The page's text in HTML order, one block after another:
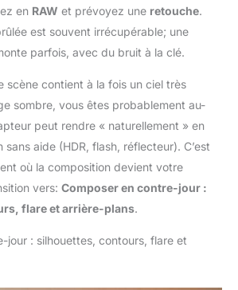
en RAW et prévoyez une retouche.
est souvent irrécupérable; une
parfois, avec du bruit à la clé.
scène contient à la fois un ciel très
sombre, vous êtes probablement au-
peut rendre « naturellement » en
sans aide (HDR, flash, réflecteur). C’est
où la composition devient votre
vers: Composer en contre-jour :
flare et arrière-plans.
jour : silhouettes, contours, flare et